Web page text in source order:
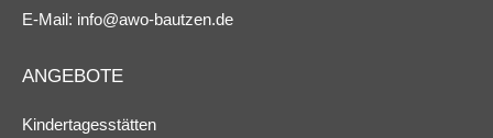
E-Mail: info@awo-bautzen.de
ANGEBOTE
Kindertagesstätten